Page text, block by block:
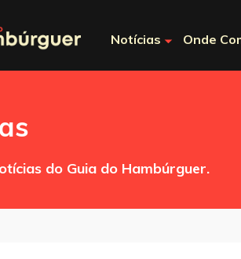
Notícias Onde
do Guia do Hambúrguer.